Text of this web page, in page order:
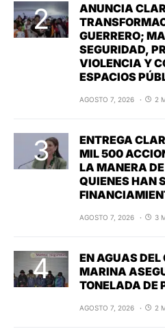
ANUNCIA
GUERRERO;
SEGURIDAD,
VIOLENCIA Y
ESPACIOS
AGOSTO 7, 2026 2
ENTREGA
MIL 500
LA MANERA
QUIENES HAN
AGOSTO 7, 2026 3
EN AGUAS DEL
MARINA
TONELADA DE
AGOSTO 7, 2026 2